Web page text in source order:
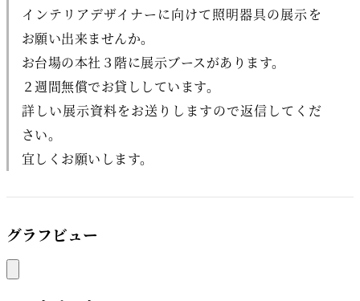
インテリアデザイナーに向けて照明器具の展示を
お願い出来ませんか。
お台場の本社３階に展示ブースがあります。
２週間無償でお貸ししています。
詳しい展示資料をお送りしますので返信してくだ
さい。
宜しくお願いします。
グラフビュー